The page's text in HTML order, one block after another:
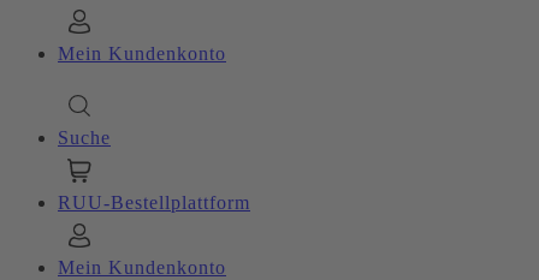
Mein Kundenkonto
Suche
RUU-Bestellplattform
Mein Kundenkonto